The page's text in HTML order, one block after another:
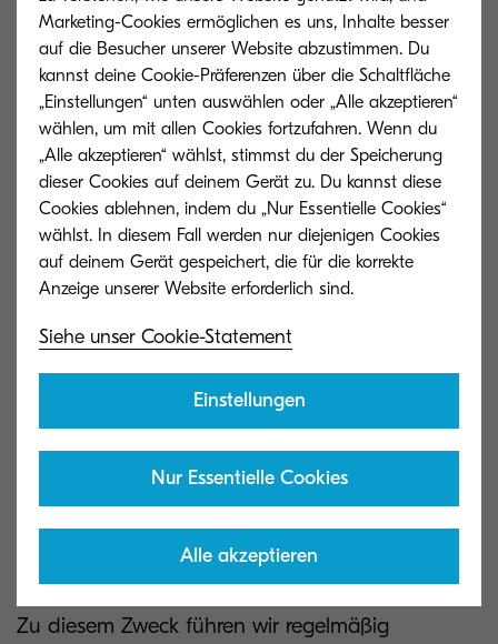
Lieferantenmanagement und
Zusammenarbeit mit unseren
Partnern
Verantwortungsvolles wirtschaftliches Handeln
kann nur funktionieren, wenn wir innerhalb
unserer Lieferkette mit Partnern
zusammenarbeiten, die unsere Vision und Werte
Zu diesem Zweck führen wir regelmäßig
Marketing-Cookies ermöglichen es uns, Inhalte besser
auf die Besucher unserer Website abzustimmen. Du
kannst deine Cookie-Präferenzen über die Schaltfläche
„Einstellungen“ unten auswählen oder „Alle akzeptieren“
wählen, um mit allen Cookies fortzufahren. Wenn du
„Alle akzeptieren“ wählst, stimmst du der Speicherung
dieser Cookies auf deinem Gerät zu. Du kannst diese
Cookies ablehnen, indem du „Nur Essentielle Cookies“
wählst. In diesem Fall werden nur diejenigen Cookies
auf deinem Gerät gespeichert, die für die korrekte
Siehe unser Cookie-Statement
Einstellungen
Nur Essentielle Cookies
Alle akzeptieren